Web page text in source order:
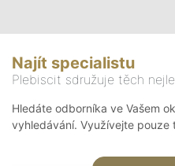
Najít specialistu
Plebiscit sdružuje těch
Hledáte odborníka ve Vašem
vyhledávání. Využívejte pouze